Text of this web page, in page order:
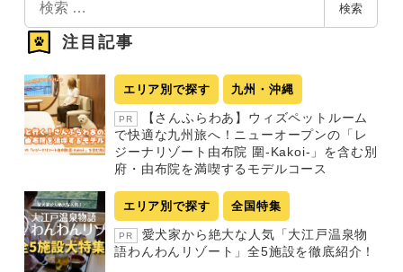
索
検索
注目記事
エリア別で探す 九州・沖縄
PR
【さんふらわあ】ウィズペットルーム
で快適な九州旅へ！ニューオープンの「レ
ジーナリゾート由布院 圍-Kakoi-」を含む別
府・由布院を満喫するモデルコース
エリア別で探す 全国特集
PR
愛犬家から絶大な人気「大江戸温泉物
語わんわんリゾート」全5施設を徹底紹介！